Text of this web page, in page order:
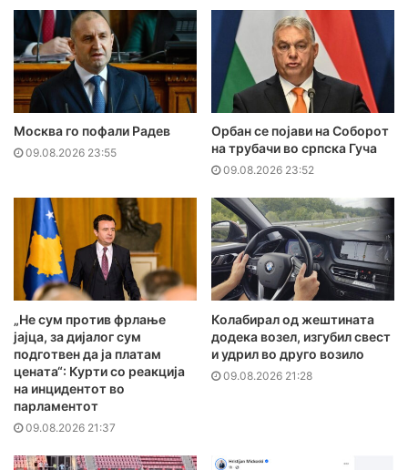
Москва го пофали Радев
09.08.2026 23:55
Орбан се појави на Соборот
на трубачи во српска Гуча
09.08.2026 23:52
„Не сум против фрлање
јајца, за дијалог сум
подготвен да ја платам
цената“: Курти со реакција
на инцидентот во
парламентот
09.08.2026 21:37
Колабирал од жештината
додека возел, изгубил свест
и удрил во друго возило
09.08.2026 21:28